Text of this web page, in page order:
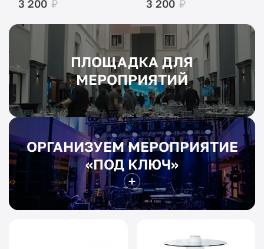
3 200 ₽ 3 200 ₽
ПЛОЩАДКА ДЛЯ
МЕРОПРИЯТИЙ
ОРГАНИЗУЕМ МЕРОПРИЯТИЕ
«ПОД КЛЮЧ»